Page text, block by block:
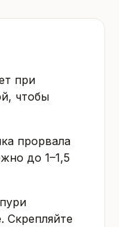
при
чтобы
прорвала
до 1–1,5
Скрепляйте